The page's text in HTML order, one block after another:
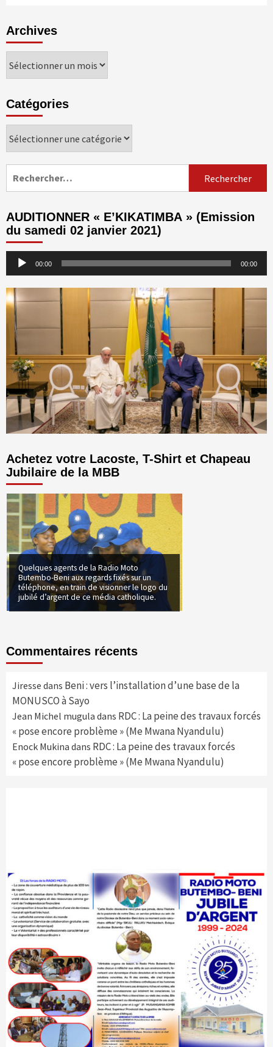
Archives
Archives
Catégories
Catégories
AUDITIONNER « E’KIKATIMBA » (Emission
du samedi 02 janvier 2021)
Lecteur
audio
00:00 00:00
Achetez votre Lacoste, T-Shirt et Chapeau
Jubilaire de la MBB
Quelques agents de la Radio Moto
Butembo-Beni aux regards fixés sur un
téléphone, en train de visionner le logo du
jubilé d’argent de ce média catholique.
Commentaires récents
Jiresse dans Beni : vers l’installation d’une base de la
MONUSCO à Sayo
Jean Michel mugula dans RDC : La peine des travaux forcés
« pose encore problème » (Me Mwana Nyandulu)
Enock Mukina dans RDC : La peine des travaux forcés
« pose encore problème » (Me Mwana Nyandulu)